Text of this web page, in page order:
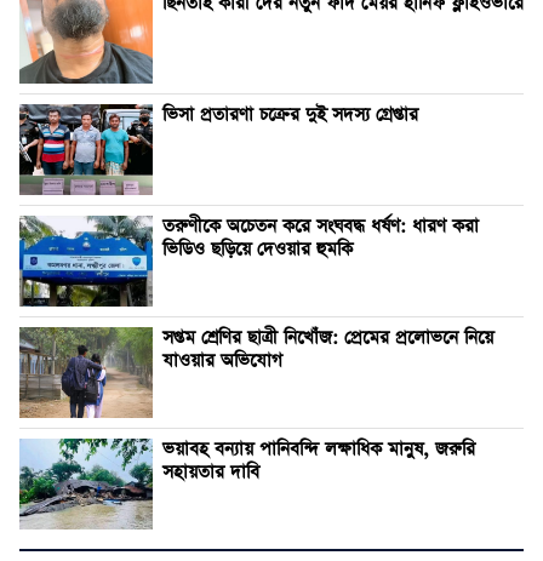
ভিসা প্রতারণা চক্রের দুই সদস্য গ্রেপ্তার
তরুণীকে অচেতন করে সংঘবদ্ধ ধর্ষণ: ধারণ করা
ভিডিও ছড়িয়ে দেওয়ার হুমকি
সপ্তম শ্রেণির ছাত্রী নিখোঁজ: প্রেমের প্রলোভনে নিয়ে
যাওয়ার অভিযোগ
ভয়াবহ বন্যায় পানিবন্দি লক্ষাধিক মানুষ, জরুরি
সহায়তার দাবি